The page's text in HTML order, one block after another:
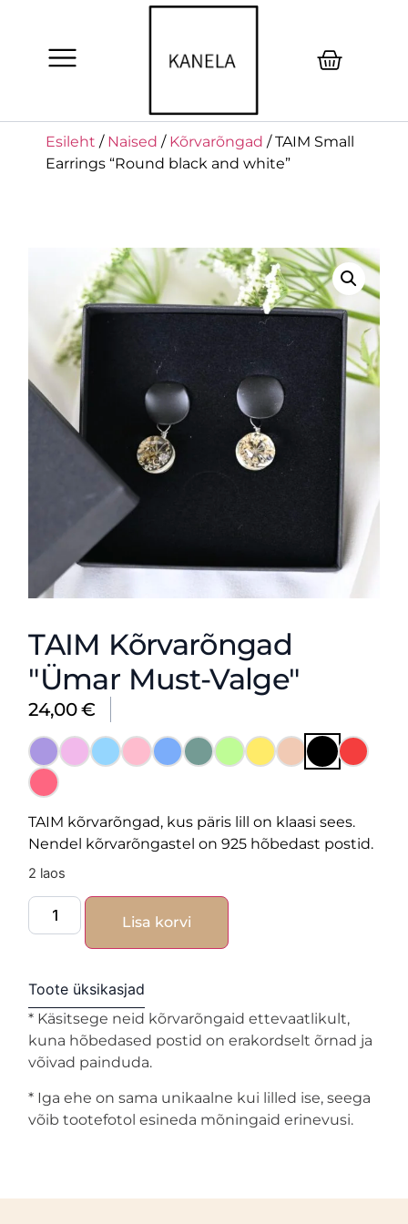
Esileht / Naised / Kõrvarõngad / TAIM Small
Earrings “Round black and white”
TAIM Kõrvarõngad
"Ümar Must-Valge"
24,00€
TAIM kõrvarõngad, kus päris lill on klaasi sees.
Nendel kõrvarõngastel on 925 hõbedast postid.
2 laos
Lisa korvi
Toote üksikasjad
* Käsitsege neid kõrvarõngaid ettevaatlikult,
kuna hõbedased postid on erakordselt õrnad ja
võivad painduda.
* Iga ehe on sama unikaalne kui lilled ise, seega
võib tootefotol esineda mõningaid erinevusi.